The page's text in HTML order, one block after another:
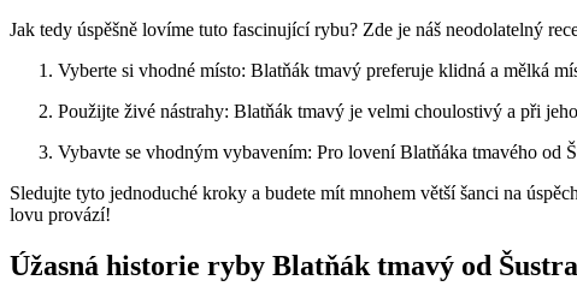
Jak tedy úspěšně lovíme tuto fascinující rybu? Zde je náš neodolatelný
Vyberte si vhodné místo: Blatňák tmavý preferuje klidná a mělká
Použijte živé nástrahy: Blatňák tmavý je velmi choulostivý a při
Vybavte se vhodným vybavením: Pro lovení Blatňáka tmavého od
Sledujte tyto jednoduché kroky a budete mít mnohem větší šanci na
lovu provází!
Úžasná historie ryby Blatňák tmavý od